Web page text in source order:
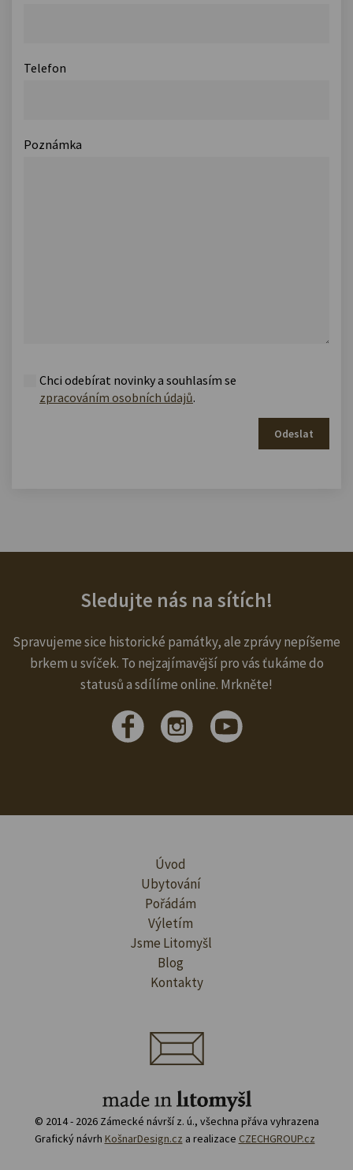
Telefon
Poznámka
Chci odebírat novinky a souhlasím se
zpracováním osobních údajů.
Odeslat
Sledujte nás na sítích!
Spravujeme sice historické památky, ale zprávy nepíšeme
brkem u svíček. To nejzajímavější pro vás ťukáme do
statusů a sdílíme online. Mrkněte!
Úvod
Ubytování
Pořádám
Výletím
Jsme Litomyšl
Blog
Kontakty
© 2014 - 2026 Zámecké návrší z. ú., všechna přáva vyhrazena
Grafický návrh KošnarDesign.cz a realizace CZECHGROUP.cz